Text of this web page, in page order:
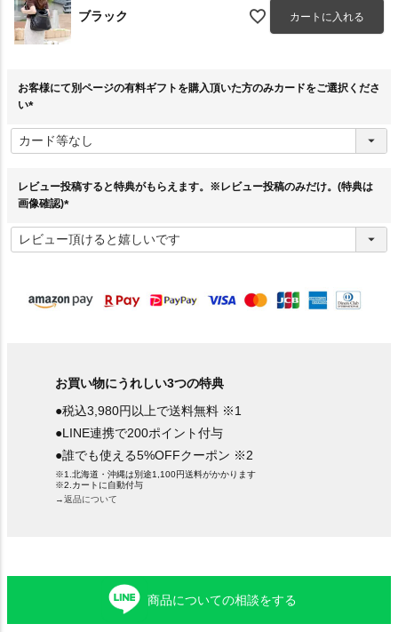
ブラック カートに入れる
お客様にて別ページの有料ギフトを購入頂いた方のみカードをご選択くださ
い
必
須
レビュー投稿すると特典がもらえます。※レビュー投稿のみだけ。(特典は
画像確認)
必
須
お買い物にうれしい3つの特典
●税込3,980円以上で送料無料 ※1
●LINE連携で200ポイント付与
●誰でも使える5%OFFクーポン ※2
※1.北海道・沖縄は別途1,100円送料がかかります
※2.カートに自動付与
→返品について
商品についての相談をする